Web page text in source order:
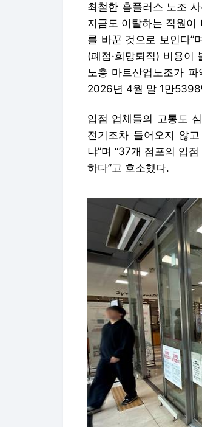
최철한 홈플러스 노조
지금도 이탈하는 직원
를 바꾼 것으로 보인다”
(폐점·희망퇴직) 비용이
노총 마트산업노조가
2026년 4월 말 1만5398
입점 업체들의 고통도
전기조차 들어오지 않
냐”며 “37개 점포의 입
하다”고 호소했다.